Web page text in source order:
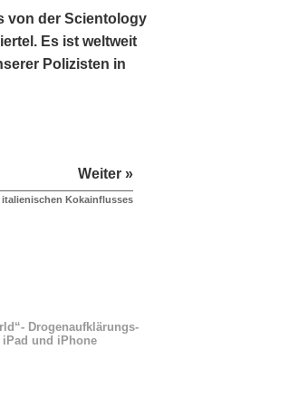
von der Scientology
Es ist weltweit
Polizisten in
Weiter »
italienischen Kokainflusses
Drogenaufklärungs-
und iPhone